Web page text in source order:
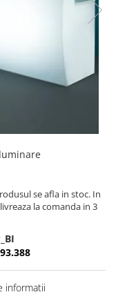
se afla in stoc. In
la comanda in 3
informatii